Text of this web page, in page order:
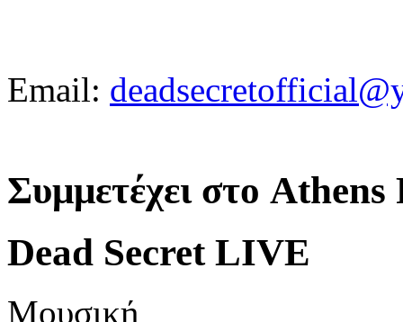
Email:
Συμμετέχει στο
Dead Secret LIVE
Μουσική